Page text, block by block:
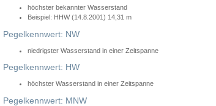
höchster bekannter Wasserstand
Beispiel: HHW (14.8.2001) 14,31 m
Pegelkennwert: NW
niedrigster Wasserstand in einer Zeitspanne
Pegelkennwert: HW
höchster Wasserstand in einer Zeitspanne
Pegelkennwert: MNW